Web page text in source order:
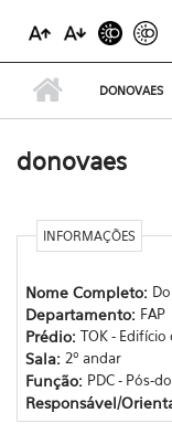
DONOVAES
donovaes
INFORMAÇÕES
Nome Completo:
Departamento: FAP
Prédio: TOK -
Sala: 2º andar
Função: PDC - Pós-
Responsável/